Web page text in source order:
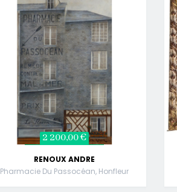
2 200,00 €
RENOUX ANDRE
Pharmacie Du Passocéan, Honfleur